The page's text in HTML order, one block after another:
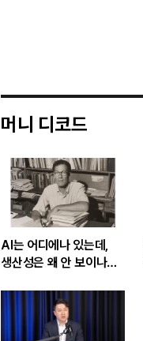
머니 디코드
AI는 어디에나 있는데,
생산성은 왜 안 보이나…
‘솔로우 패러독스’